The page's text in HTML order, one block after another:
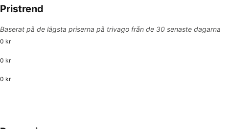
Pristrend
Baserat på de lägsta priserna på trivago från de 30 senaste dagarna
0 kr
0 kr
0 kr